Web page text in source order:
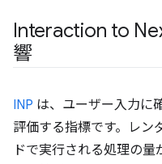
Interaction to
響
INP は、ユーザー入力に
評価する指標です。レン
ドで実行される処理の